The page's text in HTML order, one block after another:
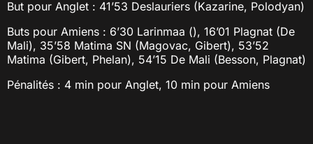
But pour Anglet : 41’53 Deslauriers (Kazarine, Polodyan)
Buts pour Amiens : 6’30 Larinmaa (), 16’01 Plagnat (De
Mali), 35’58 Matima SN (Magovac, Gibert), 53’52
Matima (Gibert, Phelan), 54’15 De Mali (Besson, Plagnat)
Pénalités : 4 min pour Anglet, 10 min pour Amiens